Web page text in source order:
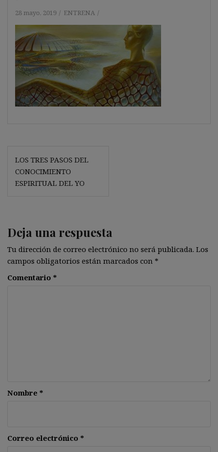
28 mayo, 2019 ENTRENA
Navegación
de
entradas
LOS TRES PASOS DEL
CONOCIMIENTO
ESPIRITUAL DEL YO
Deja una respuesta
Tu dirección de correo electrónico no será publicada. Los
campos obligatorios están marcados con *
Comentario *
Nombre *
Correo electrónico *